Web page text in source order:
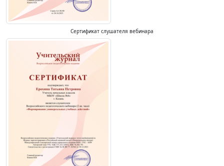
Сертификат слушателя вебинара